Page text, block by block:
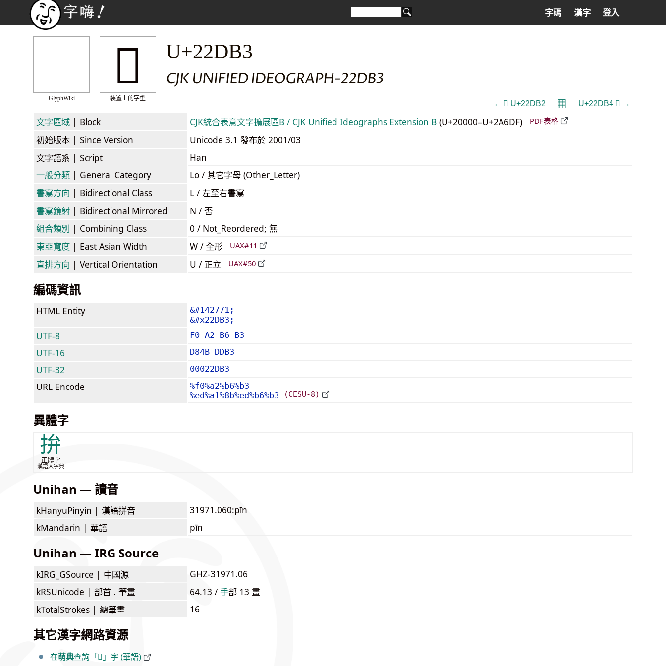
字碼 漢字 登入
GlyphWiki
𢶳
裝置上的字型
U+22DB3
CJK UNIFIED IDEOGRAPH-22DB3
← 𢶲 U+22DB2 𝄜 U+22DB4 𢶴 →
文字區域 | Block CJK統合表意文字擴展區B / CJK Unified Ideographs Extension B (U+20000–U+2A6DF) PDF表格
初始版本 | Since Version
Unicode 3.1 發布於 2001/03
文字語系 | Script
Han
一般分類 | General Category
Lo / 其它字母 (Other_Letter)
書寫方向 | Bidirectional Class
L / 左至右書寫
書寫鏡射 | Bidirectional Mirrored
N / 否
組合類別 | Combining Class
0 / Not_Reordered; 無
東亞寬度 | East Asian Width W / 全形 UAX#11
直排方向 | Vertical Orientation U / 正立 UAX#50
編碼資訊
HTML Entity
&#142771;
&#x22DB3;
UTF-8 F0 A2 B6 B3
UTF-16 D84B DDB3
UTF-32 00022DB3
URL Encode
%f0%a2%b6%b3
%ed%a1%8b%ed%b6%b3
(CESU-8)
異體字
拚
正體字
漢語大字典
Unihan — 讀音
kHanyuPinyin | 漢語拼音
31971.060:pīn
kMandarin | 華語 pīn
Unihan — IRG Source
kIRG_GSource | 中國源
GHZ-31971.06
kRSUnicode | 部首 . 筆畫 64.13 /⼿部 13 畫
kTotalStrokes | 總筆畫 16
其它漢字網路資源
在萌典查詢「𢶳」字 (華語)